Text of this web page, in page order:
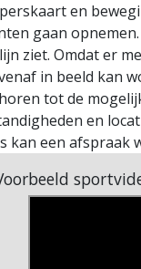
en
gaan
ziet. Omdat er
in beeld kan
tot de
en
kan een afspraak